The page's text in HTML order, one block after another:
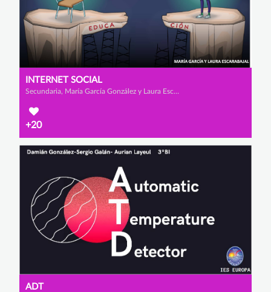
INTERNET SOCIAL
Secundaria, María García González y Laura Escarabajal Fernández
+20
ADT